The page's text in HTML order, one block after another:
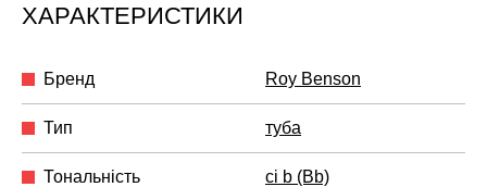
ХАРАКТЕРИСТИКИ
Бренд Roy Benson
Тип туба
Тональність сі b (Bb)